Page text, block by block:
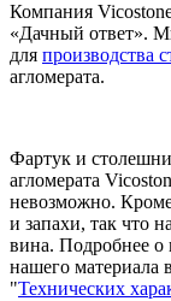
Компания
«Дачный ответ».
для производства
агломерата.
Фартук и
агломерата
невозможно.
и запахи, так что
вина. Подробнее о
нашего материала
"Технических